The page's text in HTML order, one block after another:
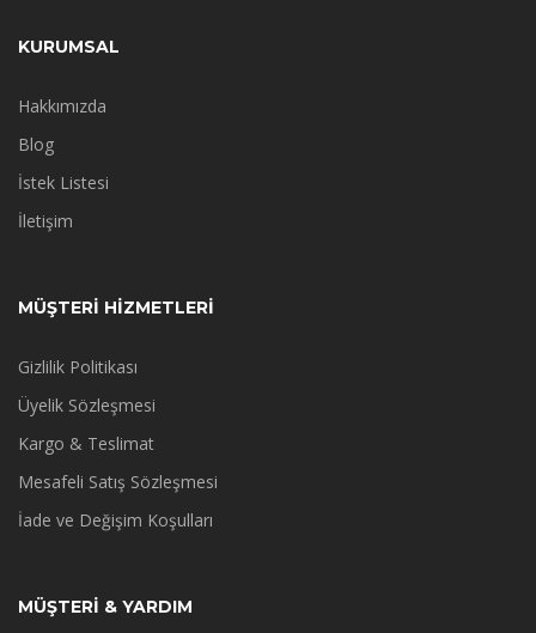
KURUMSAL
Hakkımızda
Blog
İstek Listesi
İletişim
MÜŞTERİ HİZMETLERİ
Gizlilik Politikası
Üyelik Sözleşmesi
Kargo & Teslimat
Mesafeli Satış Sözleşmesi
İade ve Değişim Koşulları
MÜŞTERİ & YARDIM